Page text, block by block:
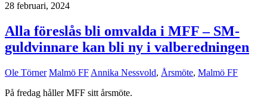
28 februari, 2024
Alla föreslås bli omvalda i MFF – SM-
guldvinnare kan bli ny i valberedningen
Ole Törner Malmö FF Annika Nessvold, Årsmöte, Malmö FF
På fredag håller MFF sitt årsmöte.